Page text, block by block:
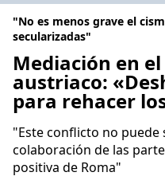
"No es menos grave el
secularizadas"
Mediación en
austriaco:
para rehacer
"Este conflicto no puede
colaboración de las
positiva de Roma"